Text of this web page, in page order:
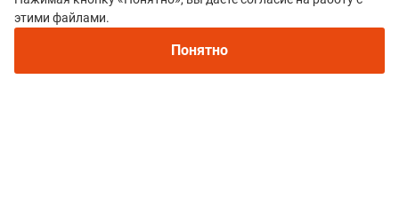
Бегал в прошлом году, это был мой первый трейл.
Очень понравилась трасса, красивые сосновые леса
Карельского перешейка, песчаные грунты, много
горочек. Ноги мочить не пришлось. Очень четкая
этими файлами.
Понятно